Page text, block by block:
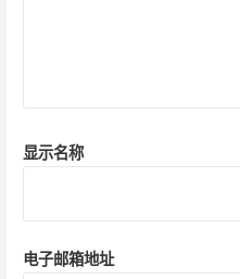
显示名称
电子邮箱地址